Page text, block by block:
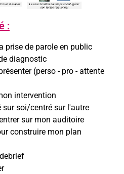
:
prise de parole en public
diagnostic
(perso - pro - attente
intervention
sur soi/centré sur l'autre
sur mon auditoire
construire mon plan